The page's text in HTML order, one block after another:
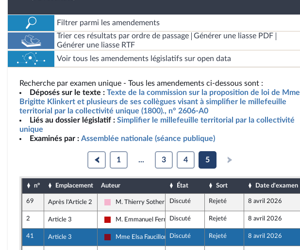
Filtrer parmi les amendements
Trier ces résultats par ordre de passage
Générer une liasse PDF
Générer une liasse RTF
Voir tous les amendements législatifs sur open data
Recherche par examen unique - Tous les amendements ci-dessous sont :
Déposés sur le texte : Texte de la commission sur la proposition de loi de Mme
Brigitte Klinkert et plusieurs de ses collègues visant à simplifier le millefeuille
territorial par la collectivité unique (1800)., n° 2606-A0
Liés au dossier législatif : Simplifier le millefeuille territorial par la collectivité
unique
Examinés par : Assemblée nationale (séance publique)
1 ... 3 4 5
n° Emplacement Auteur État Sort Date d'examen
69 Après l'Article 2
Socialistes et apparentés
M. Thierry Sother Discuté Rejeté 8 avril 2026
2 Article 3
La France insoumise - Nouveau Front Populaire
M. Emmanuel Fernandes
Discuté Rejeté 8 avril 2026
41 Article 3
Gauche Démocrate et Républicaine
Mme Elsa Faucillon Discuté Rejeté 8 avril 2026